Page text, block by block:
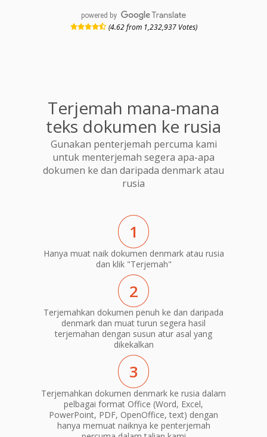
powered by
(4.62 from 1,232,937 Votes)
Terjemah mana-mana
teks dokumen ke rusia
Gunakan penterjemah percuma kami
untuk menterjemah segera apa-apa
dokumen ke dan daripada denmark atau
rusia
1
Hanya muat naik dokumen denmark atau rusia
dan klik "Terjemah"
2
Terjemahkan dokumen penuh ke dan daripada
denmark dan muat turun segera hasil
terjemahan dengan susun atur asal yang
dikekalkan
3
Terjemahkan dokumen denmark ke rusia dalam
pelbagai format Office (Word, Excel,
PowerPoint, PDF, OpenOffice, text) dengan
hanya memuat naiknya ke penterjemah